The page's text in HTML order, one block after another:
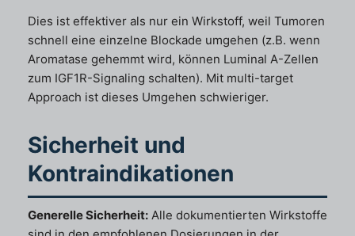
Dies ist effektiver als nur ein Wirkstoff, weil Tumoren
schnell eine einzelne Blockade umgehen (z.B. wenn
Aromatase gehemmt wird, können Luminal A-Zellen
zum IGF1R-Signaling schalten). Mit multi-target
Approach ist dieses Umgehen schwieriger.
Sicherheit und
Kontraindikationen
Generelle Sicherheit: Alle dokumentierten Wirkstoffe
Swedish